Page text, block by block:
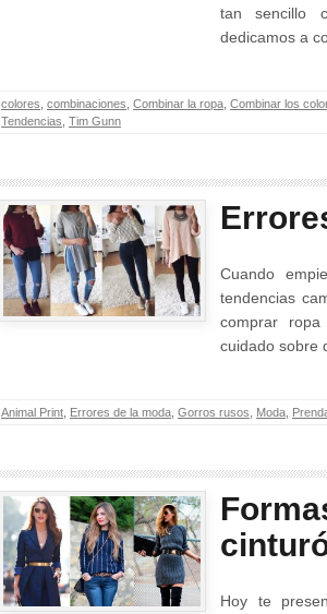
tan sencillo
dedicamos a
colores combinaciones Combinar la ropa Combinar los
Tendencias Tim Gunn
Cuando
tendencias
comprar
cuidado sobre
Animal Print Errores de la moda Gorros rusos Moda
Hoy te